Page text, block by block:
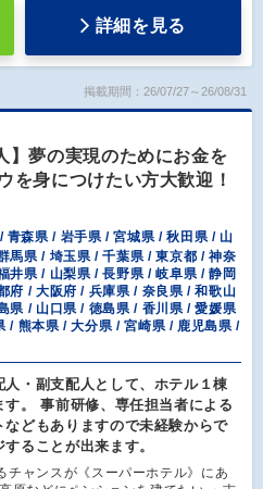
詳細を見る
掲載期間：26/07/27～26/08/31
】夢の実現のためにお金を
を身につけたい方大歓迎！
青森県 / 岩手県 / 宮城県 / 秋田県 / 山
馬県 / 埼玉県 / 千葉県 / 東京都 / 神奈
井県 / 山梨県 / 長野県 / 岐阜県 / 静岡
府 / 大阪府 / 兵庫県 / 奈良県 / 和歌山
県 / 山口県 / 徳島県 / 香川県 / 愛媛県
/ 熊本県 / 大分県 / 宮崎県 / 鹿児島県 /
人・副支配人として、ホテル１棟
。 事前研修、専任担当者による
どもありますので未経験からで
ることが出来ます。
チャンスが《スーパーホテル》にあ